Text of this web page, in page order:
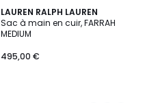
LAUREN RALPH LAUREN
Sac à main en cuir, FARRAH
MEDIUM
495,00 €
2
Couleurs